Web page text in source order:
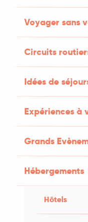
Voyager sans
Circuits
Idées de
Expériences à
Grands
Hébergements
Hôtels
sur votre